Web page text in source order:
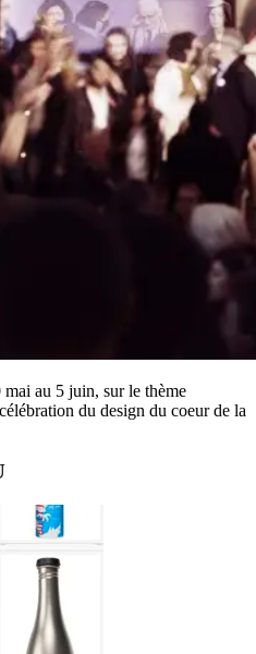
au 5 juin, sur le thème
du design du coeur de la